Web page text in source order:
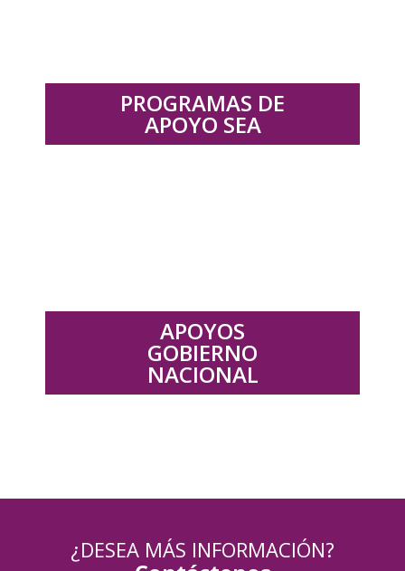
PROGRAMAS DE
APOYO SEA
APOYOS
GOBIERNO
NACIONAL
¿DESEA MÁS INFORMACIÓN?